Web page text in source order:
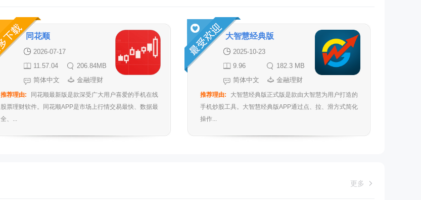
同花顺
2026-07-17
11.57.04
206.84MB
简体中文
金融理财
推荐理由:
同花顺最新版是款深受广大用户喜爱的手机在线
股票理财软件。同花顺APP是市场上行情交易最快、数据最
全、...
大智慧经典版
2025-10-23
9.96
182.3 MB
简体中文
金融理财
推荐理由:
大智慧经典版正式版是款由大智慧为用户打造的
手机炒股工具。大智慧经典版APP通过点、拉、滑方式简化
操作...
更多